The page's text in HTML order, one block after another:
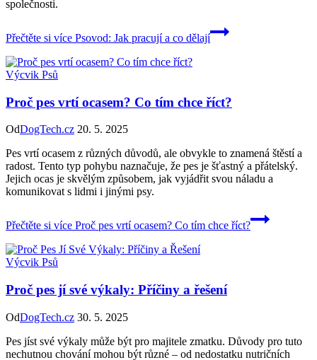
společnosti.
Přečtěte si více Psovod: Jak pracují a co dělají
Výcvik Psů
Proč pes vrtí ocasem? Co tím chce říct?
OdDogTech.cz 20. 5. 2025
Pes vrtí ocasem z různých důvodů, ale obvykle to znamená štěstí a
radost. Tento typ pohybu naznačuje, že pes je šťastný a přátelský.
Jejich ocas je skvělým způsobem, jak vyjádřit svou náladu a
komunikovat s lidmi i jinými psy.
Přečtěte si více Proč pes vrtí ocasem? Co tím chce říct?
Výcvik Psů
Proč pes jí své výkaly: Příčiny a řešení
OdDogTech.cz 30. 5. 2025
Pes jíst své výkaly může být pro majitele zmatku. Důvody pro tuto
nechutnou chování mohou být různé – od nedostatku nutričních